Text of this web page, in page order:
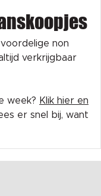
non
verkrijgbaar
week? Klik hier en
er snel bij, want